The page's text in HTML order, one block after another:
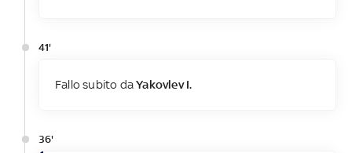
41'
Fallo subito daYakovlev I.
36'